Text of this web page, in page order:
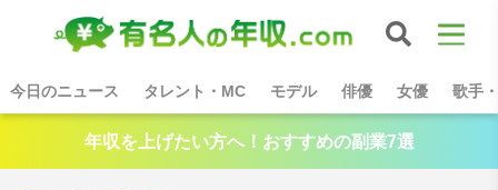
今日のニュース タレント・MC モデル 俳優 女優 歌手
年収を上げたい方へ！おすすめの副業7選